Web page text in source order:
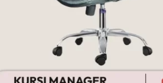
Username or Email Address